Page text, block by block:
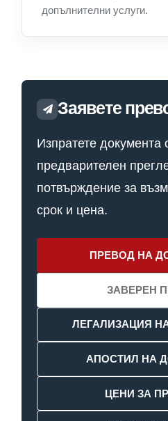
допълнителни услуги.
Заявете
Изпратете документа
предварителен
потвърждение за
срок и цена.
ПРЕВОД НА
ЗАВЕРЕН
ЛЕГАЛИЗАЦИЯ
АПОСТИЛ НА
ЦЕНИ ЗА